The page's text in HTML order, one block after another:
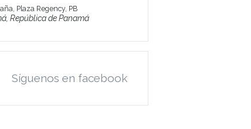
Plaza Regency, PB
República de Panamá
Síguenos en facebook